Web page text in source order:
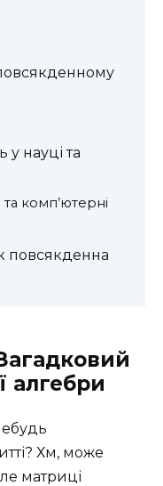
у науці та
комп’ютерні
повсякденна
алгебри
Хм, може
матриці